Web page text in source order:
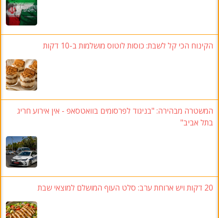
הקינוח הכי קל לשבת: כוסות לוטוס מושלמות ב-10 דקות
המשטרה מבהירה: "בניגוד לפרסומים בוואטסאפ - אין אירוע חריג
בתל אביב"
20 דקות ויש ארוחת ערב: סלט העוף המושלם למוצאי שבת